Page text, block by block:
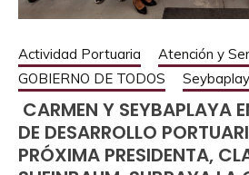
Actividad Portuaria Atención y
GOBIERNO DE TODOS
CARMEN Y SEYBAPLAYA
DE DESARROLLO
PRÓXIMA PRESIDENTA,